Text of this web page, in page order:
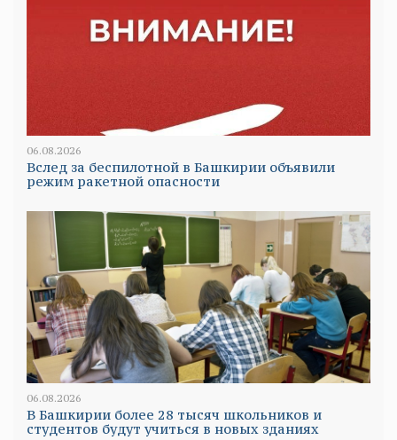
06.08.2026
Вслед за беспилотной в Башкирии объявили
режим ракетной опасности
06.08.2026
В Башкирии более 28 тысяч школьников и
студентов будут учиться в новых зданиях